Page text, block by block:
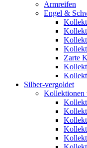
Armreifen
Engel &
Zarte
Silber-vergoldet
Kollektionen